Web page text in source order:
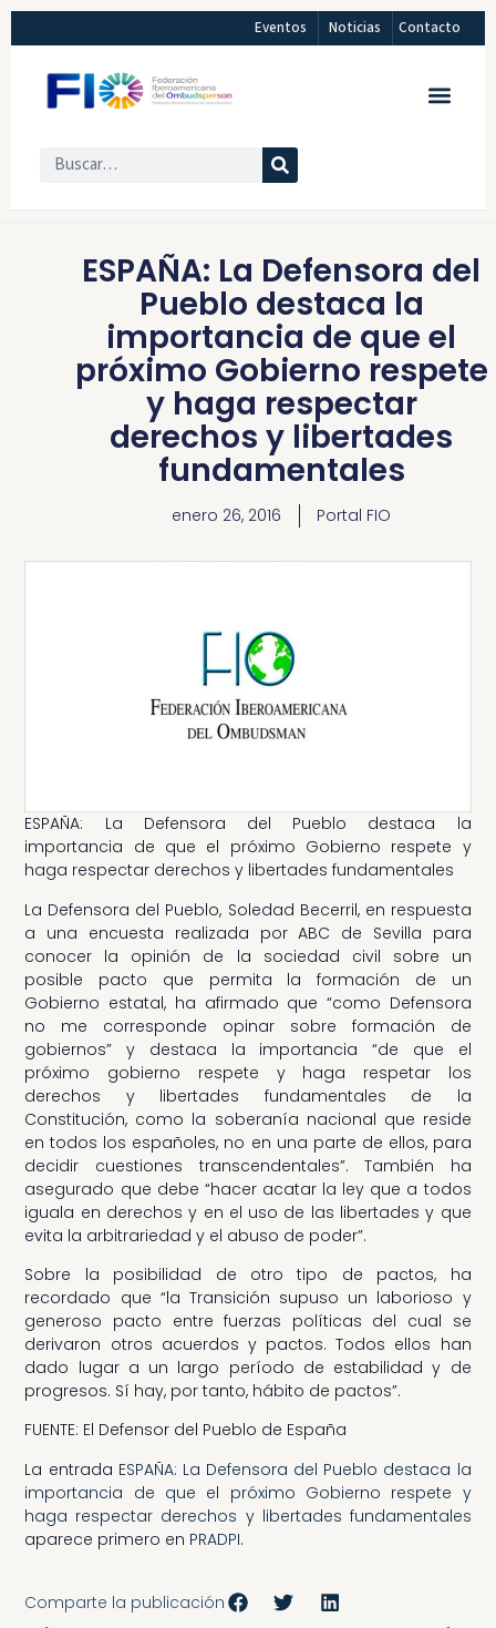
Eventos Noticias Contacto
ESPAÑA: La Defensora del
Pueblo destaca la
importancia de que el
próximo Gobierno respete
y haga respectar
derechos y libertades
fundamentales
enero 26, 2016 Portal FIO
ESPAÑA: La Defensora del Pueblo destaca la
importancia de que el próximo Gobierno respete y
haga respectar derechos y libertades fundamentales
La Defensora del Pueblo, Soledad Becerril, en respuesta
a una encuesta realizada por ABC de Sevilla para
conocer la opinión de la sociedad civil sobre un
posible pacto que permita la formación de un
Gobierno estatal, ha afirmado que “como Defensora
no me corresponde opinar sobre formación de
gobiernos” y destaca la importancia “de que el
próximo gobierno respete y haga respetar los
derechos y libertades fundamentales de la
Constitución, como la soberanía nacional que reside
en todos los españoles, no en una parte de ellos, para
decidir cuestiones transcendentales”. También ha
asegurado que debe “hacer acatar la ley que a todos
iguala en derechos y en el uso de las libertades y que
evita la arbitrariedad y el abuso de poder”.
Sobre la posibilidad de otro tipo de pactos, ha
recordado que “la Transición supuso un laborioso y
generoso pacto entre fuerzas políticas del cual se
derivaron otros acuerdos y pactos. Todos ellos han
dado lugar a un largo período de estabilidad y de
progresos. Sí hay, por tanto, hábito de pactos”.
FUENTE: El Defensor del Pueblo de España
La entrada ESPAÑA: La Defensora del Pueblo destaca la
importancia de que el próximo Gobierno respete y
haga respectar derechos y libertades fundamentales
aparece primero en PRADPI.
Comparte la publicación